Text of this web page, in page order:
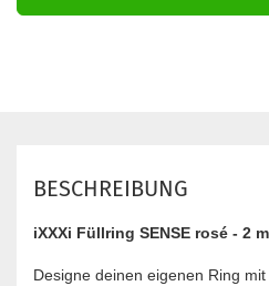
BESCHREIBUNG
iXXXi Füllring SENSE rosé - 2
Designe deinen eigenen Ring